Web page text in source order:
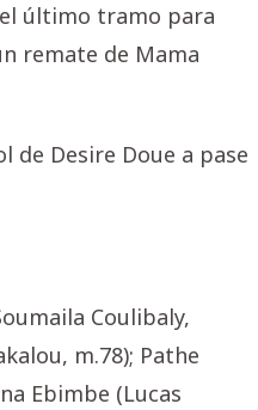
último tramo para
remate de Mama
de Desire Doue a pase
Coulibaly,
m.78); Pathe
Ebimbe (Lucas